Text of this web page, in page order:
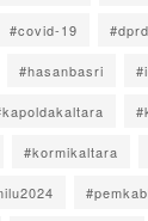
#covid-19
#hasanbasri
#kormikaltara